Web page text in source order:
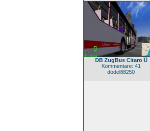
DB ZugBus Citaro Ü
Kommentare: 41
dodel88250